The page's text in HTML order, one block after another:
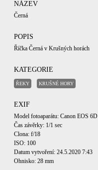
NÁZEV
Černá
POPIS
Říčka Černá v Krušných horách
KATEGORIE
ŘEKY KRUŠNÉ HORY
EXIF
Model fotoaparátu: Canon EOS 6D
Čas závěrky: 1/1 sec
Clona: f/18
ISO: 100
Datum vytvoření: 24.5.2020 7:43
Ohnisko: 28 mm